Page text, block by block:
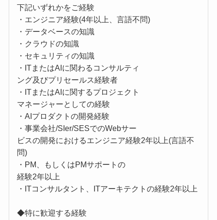
下記いずれかをご経験
・エンジニア経験(4年以上、言語不問)
・データベースの知識
・クラウドの知識
・セキュリティの知識
・ITまたはAIに関わるコンサルティ
ング及びプリセールス経験者
・ITまたはAIに関するプロジェクト
マネージャーとしての経験
・AIプロダクトの開発経験
・事業会社/SIer/SESでのWebサー
ビスの開発におけるエンジニア経験2年以上(言語不
問)
・PM、もしくはPMサポートの
経験2年以上
・ITコンサルタント、ITアーキテクトの経験2年以上
◆特に歓迎する経験